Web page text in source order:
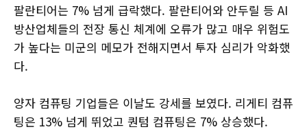
팔란티어는 7% 넘게 급락했다. 팔란티어와 안두릴 등 AI
방산업체들의 전장 통신 체계에 오류가 많고 매우 위험도
가 높다는 미군의 메모가 전해지면서 투자 심리가 악화했
다.
양자 컴퓨팅 기업들은 이날도 강세를 보였다. 리게티 컴퓨
팅은 13% 넘게 뛰었고 퀀텀 컴퓨팅은 7% 상승했다.